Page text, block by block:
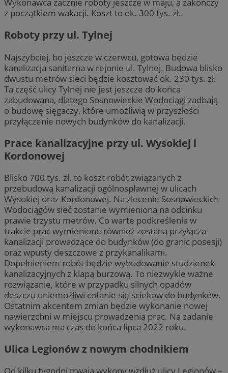
Wykonawca zacznie roboty jeszcze w maju, a zakończy
z początkiem wakacji. Koszt to ok. 300 tys. zł.
Roboty przy ul. Tylnej
Najszybciej, bo jeszcze w czerwcu, gotowa będzie
kanalizacja sanitarna w rejonie ul. Tylnej. Budowa blisko
dwustu metrów sieci będzie kosztować ok. 230 tys. zł.
Ta część ulicy Tylnej nie jest jeszcze do końca
zabudowana, dlatego Sosnowieckie Wodociągi zadbają
o budowę sięgaczy, które umożliwią w przyszłości
przyłączenie nowych budynków do kanalizacji.
Prace kanalizacyjne przy ul. Wysokiej i
Kordonowej
Blisko 700 tys. zł. to koszt robót związanych z
przebudową kanalizacji ogólnospławnej w ulicach
Wysokiej oraz Kordonowej. Na zlecenie Sosnowieckich
Wodociągów sieć zostanie wymieniona na odcinku
prawie trzystu metrów. Co warte podkreślenia w
trakcie prac wymienione również zostaną przyłącza
kanalizacji prowadzące do budynków (do granic posesji)
oraz wpusty deszczowe z przykanalikami.
Dopełnieniem robót będzie wybudowanie studzienek
kanalizacyjnych z klapą burzową. To niezwykle ważne
rozwiązanie, które w przypadku silnych opadów
deszczu uniemożliwi cofanie się ścieków do budynków.
Ostatnim akcentem zmian będzie wykonanie nowej
nawierzchni w miejscu prowadzenia prac. Na zadanie
wykonawca ma czas do końca lipca 2022 roku.
Ulica Legionów z nowym chodnikiem
Od kilku tygodni trwają wykopy wzdłuż ulicy Legionów –